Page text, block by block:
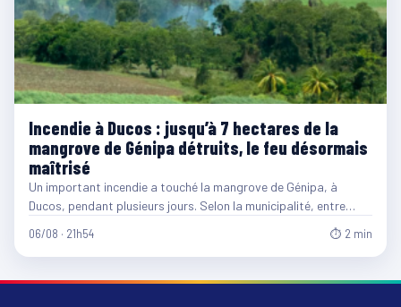
Incendie à Ducos : jusqu’à 7 hectares de la
mangrove de Génipa détruits, le feu désormais
maîtrisé
Un important incendie a touché la mangrove de Génipa, à
Ducos, pendant plusieurs jours. Selon la municipalité, entre…
06/08 · 21h54 ⏱ 2 min